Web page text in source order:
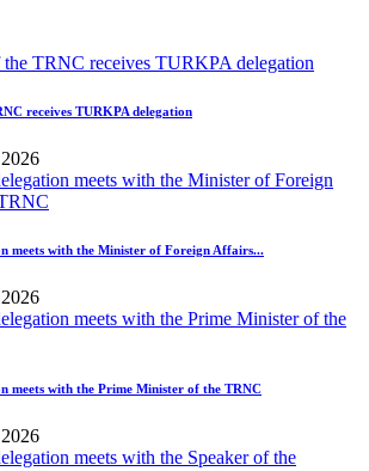
receives TURKPA delegation
meets with the Minister of Foreign Affairs...
meets with the Prime Minister of the TRNC